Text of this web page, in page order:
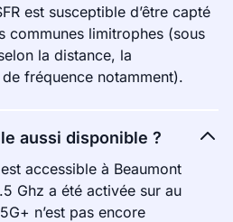
est susceptible d’être capté
communes limitrophes (sous
la distance, la
fréquence notamment).
aussi disponible ?
accessible à Beaumont
Ghz a été activée sur au
n’est pas encore